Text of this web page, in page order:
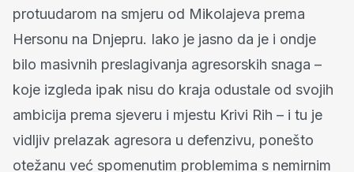
protuudarom na smjeru od Mikolajeva prema
Hersonu na Dnjepru. Iako je jasno da je i ondje
bilo masivnih preslagivanja agresorskih snaga –
koje izgleda ipak nisu do kraja odustale od svojih
ambicija prema sjeveru i mjestu Krivi Rih – i tu je
vidljiv prelazak agresora u defenzivu, ponešto
otežanu već spomenutim problemima s nemirnim